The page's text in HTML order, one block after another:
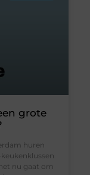
grote
huren
nu gaat om